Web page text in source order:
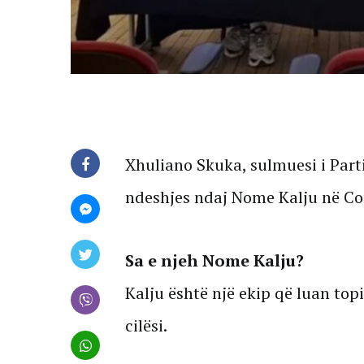
Xhuliano Skuka, sulmuesi i
ndeshjes ndaj Nome Kalju në
Sa e njeh Nome Kalju?
Kalju është një ekip që luan
cilësi.